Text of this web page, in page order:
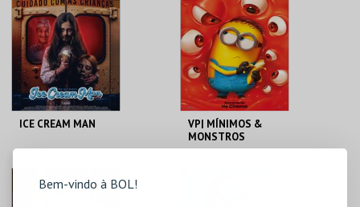
Bem-vindo à BOL!
MAIS INFO
COMPRAR
MAIS INFO
COMPRAR
ICE CREAM MAN
PENAFIEL
VP| MÍNIMOS &
MONSTROS